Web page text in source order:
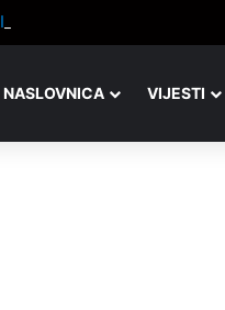
Isti datum, ista Drava, isti
NASLOVNICA VIJESTI